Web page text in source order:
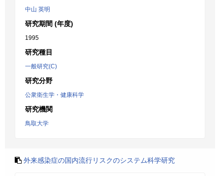
中山 英明
研究期間 (年度)
1995
研究種目
一般研究(C)
研究分野
公衆衛生学・健康科学
研究機関
鳥取大学
外来感染症の国内流行リスクのシステム科学研究